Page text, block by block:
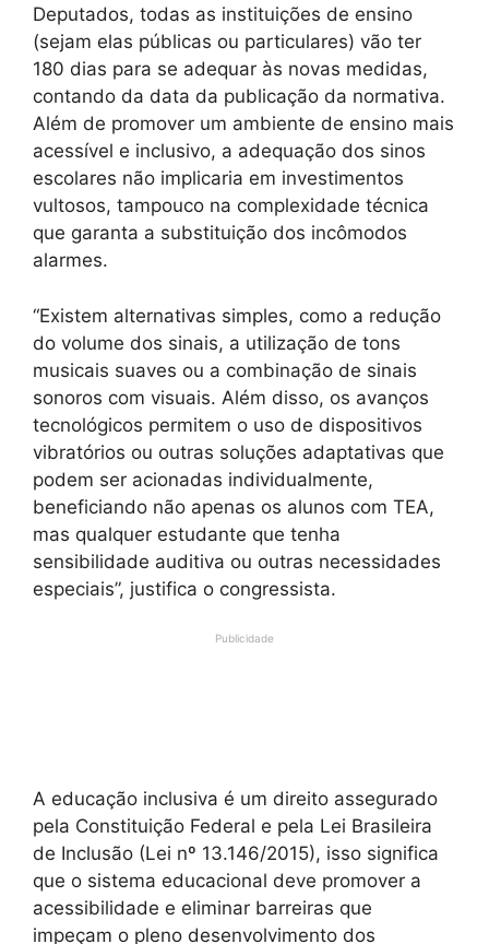
Deputados, todas as instituições de ensino
(sejam elas públicas ou particulares) vão ter
180 dias para se adequar às novas medidas,
contando da data da publicação da normativa.
Além de promover um ambiente de ensino mais
acessível e inclusivo, a adequação dos sinos
escolares não implicaria em investimentos
vultosos, tampouco na complexidade técnica
que garanta a substituição dos incômodos
alarmes.
“Existem alternativas simples, como a redução
do volume dos sinais, a utilização de tons
musicais suaves ou a combinação de sinais
sonoros com visuais. Além disso, os avanços
tecnológicos permitem o uso de dispositivos
vibratórios ou outras soluções adaptativas que
podem ser acionadas individualmente,
beneficiando não apenas os alunos com TEA,
mas qualquer estudante que tenha
sensibilidade auditiva ou outras necessidades
especiais”, justifica o congressista.
Publicidade
A educação inclusiva é um direito assegurado
pela Constituição Federal e pela Lei Brasileira
de Inclusão (Lei nº 13.146/2015), isso significa
que o sistema educacional deve promover a
acessibilidade e eliminar barreiras que
impeçam o pleno desenvolvimento dos